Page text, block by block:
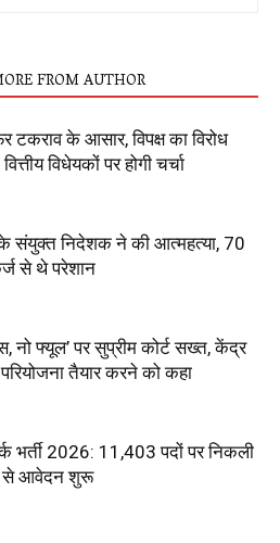
FROM AUTHOR
टकराव के आसार, विपक्ष का विरोध
विधेयकों पर होगी चर्चा
संयुक्त निदेशक ने की आत्महत्या, 70
से थे परेशान
नो फ्यूल’ पर सुप्रीम कोर्ट सख्त, केंद्र
तैयार करने को कहा
भर्ती 2026: 11,403 पदों पर निकली
से आवेदन शुरू